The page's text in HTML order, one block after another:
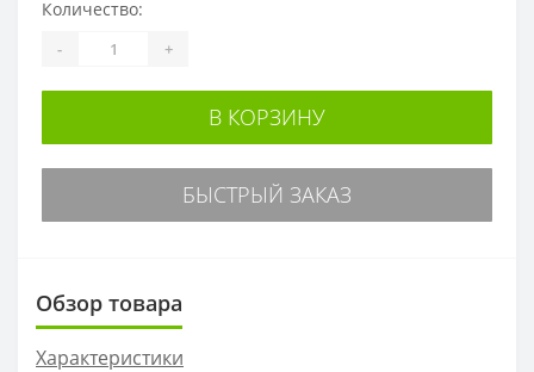
Количество:
- +
В КОРЗИНУ
БЫСТРЫЙ ЗАКАЗ
Обзор товара
Характеристики